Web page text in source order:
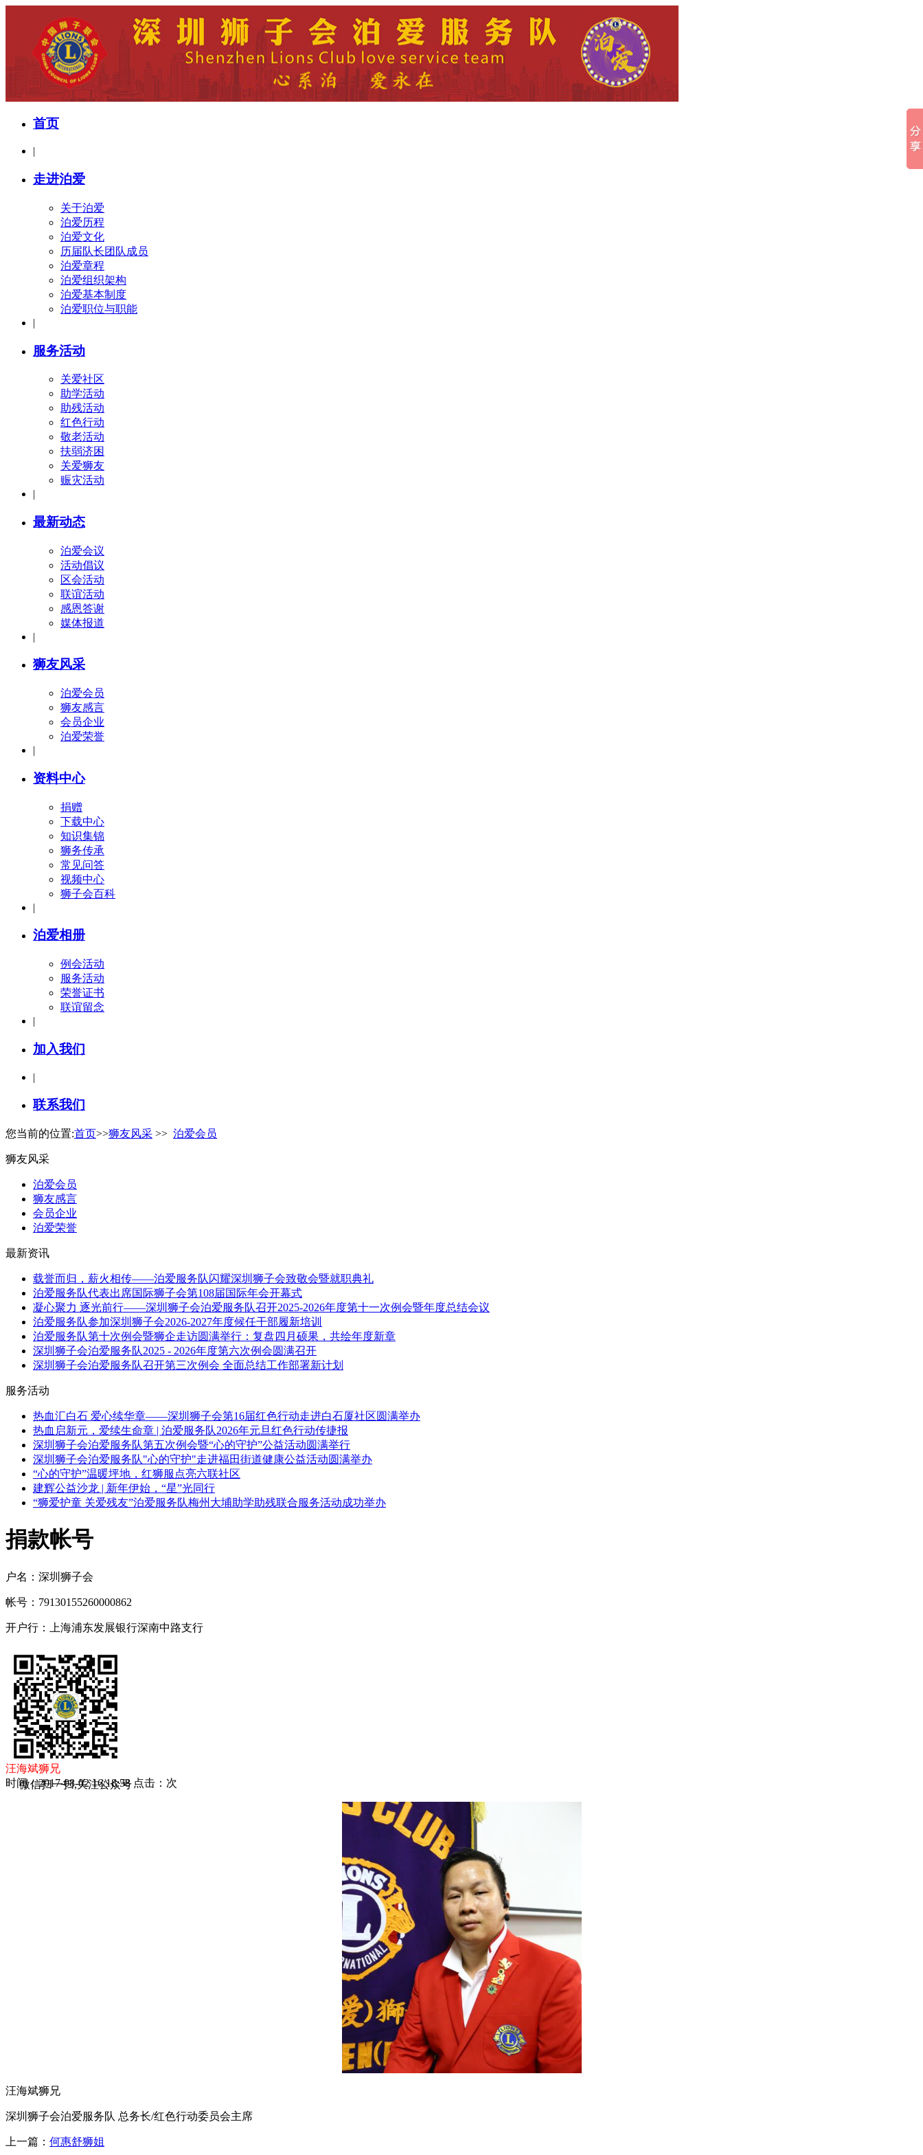
首页
|
走进泊爱
关于泊爱
泊爱历程
泊爱文化
历届队长团队成员
泊爱章程
泊爱组织架构
泊爱基本制度
泊爱职位与职能
|
服务活动
关爱社区
助学活动
助残活动
红色行动
敬老活动
扶弱济困
关爱狮友
赈灾活动
|
最新动态
泊爱会议
活动倡议
区会活动
联谊活动
感恩答谢
媒体报道
|
狮友风采
泊爱会员
狮友感言
会员企业
泊爱荣誉
|
资料中心
捐赠
下载中心
知识集锦
狮务传承
常见问答
视频中心
狮子会百科
|
泊爱相册
例会活动
服务活动
荣誉证书
联谊留念
|
加入我们
|
联系我们
您当前的位置:首页>>狮友风采 >> 泊爱会员
狮友风采
泊爱会员
狮友感言
会员企业
泊爱荣誉
最新资讯
载誉而归，薪火相传——泊爱服务队闪耀深圳狮子会致敬会暨就职典礼
泊爱服务队代表出席国际狮子会第108届国际年会开幕式
凝心聚力 逐光前行——深圳狮子会泊爱服务队召开2025-2026年度第十一次例会暨年度总结会议
泊爱服务队参加深圳狮子会2026-2027年度候任干部履新培训
泊爱服务队第十次例会暨狮企走访圆满举行：复盘四月硕果，共绘年度新章
深圳狮子会泊爱服务队2025 - 2026年度第六次例会圆满召开
深圳狮子会泊爱服务队召开第三次例会 全面总结工作部署新计划
服务活动
热血汇白石 爱心续华章——深圳狮子会第16届红色行动走进白石厦社区圆满举办
热血启新元，爱续生命章 | 泊爱服务队2026年元旦红色行动传捷报
深圳狮子会泊爱服务队第五次例会暨“心的守护”公益活动圆满举行
深圳狮子会泊爱服务队"心的守护"走进福田街道健康公益活动圆满举办
“心的守护”温暖坪地，红狮服点亮六联社区
建辉公益沙龙 | 新年伊始，“星”光同行
“狮爱护童 关爱残友”泊爱服务队梅州大埔助学助残联合服务活动成功举办
捐款帐号
户名：深圳狮子会
帐号：79130155260000862
开户行：上海浦东发展银行深南中路支行
微信扫一扫,关注公众号
汪海斌狮兄
时间：2017-08-02 16:18:58 点击： 次
汪海斌狮兄
深圳狮子会泊爱服务队 总务长/红色行动委员会主席
上一篇： 何惠舒狮姐